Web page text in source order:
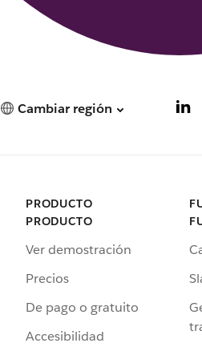
Cambiar región
PRODUCTO
PRODUCTO
Ver demostración
Precios
De pago o gratuito
Accesibilidad